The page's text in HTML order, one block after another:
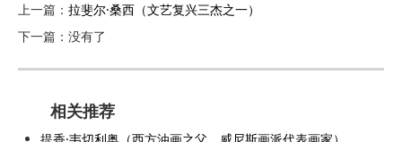
上一篇： 拉斐尔·桑西（文艺复兴三杰之一）
下一篇：没有了
相关推荐